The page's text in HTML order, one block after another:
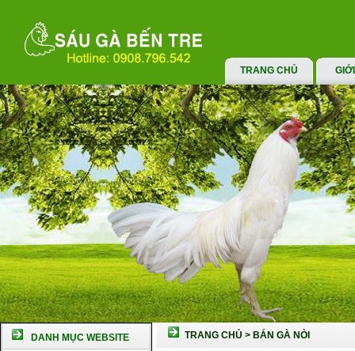
TRANG CHỦ
DANH MỤC WEBSITE TRANG CHỦ > BÁN GÀ NÒI